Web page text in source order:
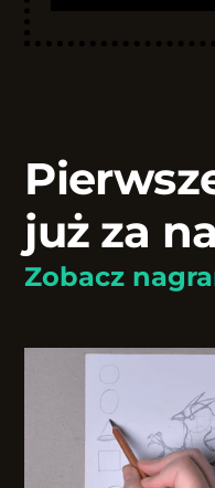
już za
Zobacz